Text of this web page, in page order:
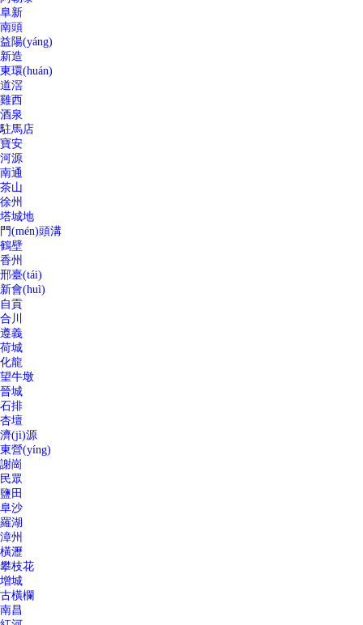
阜新
南頭
益陽(yáng)
新造
東環(huán)
道滘
雞西
酒泉
駐馬店
寶安
河源
南通
茶山
徐州
塔城地
門(mén)頭溝
鶴壁
香州
邢臺(tái)
新會(huì)
自貢
合川
遵義
荷城
化龍
望牛墩
晉城
石排
杏壇
濟(jì)源
東營(yíng)
謝崗
民眾
鹽田
阜沙
羅湖
漳州
橫瀝
攀枝花
增城
古橫欄
南昌